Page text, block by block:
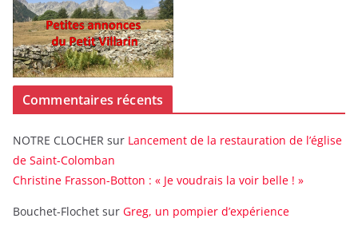
Commentaires récents
NOTRE CLOCHER sur Lancement de la restauration de l’église
de Saint-Colomban
Christine Frasson-Botton : « Je voudrais la voir belle ! »
Bouchet-Flochet sur Greg, un pompier d’expérience